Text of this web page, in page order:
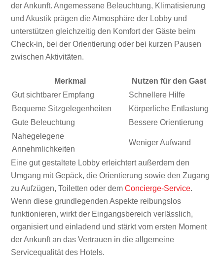
der Ankunft. Angemessene Beleuchtung, Klimatisierung
und Akustik prägen die Atmosphäre der Lobby und
unterstützen gleichzeitig den Komfort der Gäste beim
Check-in, bei der Orientierung oder bei kurzen Pausen
zwischen Aktivitäten.
Merkmal
Nutzen für den Gast
Gut sichtbarer Empfang
Schnellere Hilfe
Bequeme Sitzgelegenheiten
Körperliche Entlastung
Gute Beleuchtung
Bessere Orientierung
Nahegelegene
Annehmlichkeiten
Weniger Aufwand
Eine gut gestaltete Lobby erleichtert außerdem den
Umgang mit Gepäck, die Orientierung sowie den Zugang
zu Aufzügen, Toiletten oder demConcierge-Service.
Wenn diese grundlegenden Aspekte reibungslos
funktionieren, wirkt der Eingangsbereich verlässlich,
organisiert und einladend und stärkt vom ersten Moment
der Ankunft an das Vertrauen in die allgemeine
Servicequalität des Hotels.